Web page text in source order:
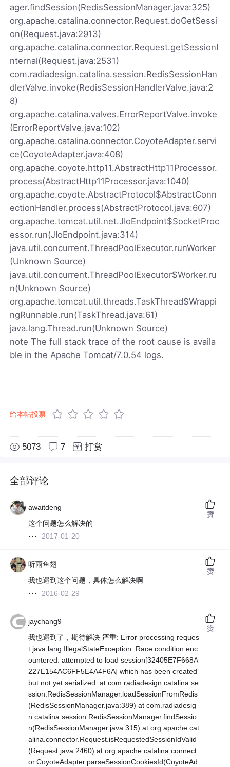
ager.findSession(RedisSessionManager.java:325)
org.apache.catalina.connector.Request.doGetSessi
on(Request.java:2913)
org.apache.catalina.connector.Request.getSessionI
nternal(Request.java:2531)
com.radiadesign.catalina.session.RedisSessionHan
dlerValve.invoke(RedisSessionHandlerValve.java:2
8)
org.apache.catalina.valves.ErrorReportValve.invoke
(ErrorReportValve.java:102)
org.apache.catalina.connector.CoyoteAdapter.servi
ce(CoyoteAdapter.java:408)
org.apache.coyote.http11.AbstractHttp11Processor.
process(AbstractHttp11Processor.java:1040)
org.apache.coyote.AbstractProtocol$AbstractConn
ectionHandler.process(AbstractProtocol.java:607)
org.apache.tomcat.util.net.JIoEndpoint$SocketProc
essor.run(JIoEndpoint.java:314)
java.util.concurrent.ThreadPoolExecutor.runWorker
(Unknown Source)
java.util.concurrent.ThreadPoolExecutor$Worker.ru
n(Unknown Source)
org.apache.tomcat.util.threads.TaskThread$Wrappi
ngRunnable.run(TaskThread.java:61)
java.lang.Thread.run(Unknown Source)
note The full stack trace of the root cause is availa
ble in the Apache Tomcat/7.0.54 logs.
给本帖投票
5073 7 打赏
全部评论
awaitdeng
这个问题怎么解决的
2017-01-20
赞
听雨鱼翅
我也遇到这个问题，具体怎么解决啊
2016-02-29
赞
jaychang9
我也遇到了，期待解决 严重: Error processing reques
t java.lang.IllegalStateException: Race condition enc
ountered: attempted to load session[32405E7F668A
227E154AC6FF5E4A4F6A] which has been created
but not yet serialized. at com.radiadesign.catalina.se
ssion.RedisSessionManager.loadSessionFromRedis
(RedisSessionManager.java:389) at com.radiadesig
n.catalina.session.RedisSessionManager.findSessio
n(RedisSessionManager.java:315) at org.apache.cat
alina.connector.Request.isRequestedSessionIdValid
(Request.java:2460) at org.apache.catalina.connect
or.CoyoteAdapter.parseSessionCookiesId(CoyoteAd
赞